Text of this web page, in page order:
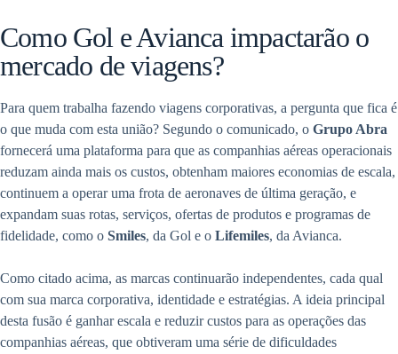
Como Gol e Avianca impactarão o
mercado de viagens?
Para quem trabalha fazendo viagens corporativas, a pergunta que fica é
o que muda com esta união? Segundo o comunicado, o Grupo Abra
fornecerá uma plataforma para que as companhias aéreas operacionais
reduzam ainda mais os custos, obtenham maiores economias de escala,
continuem a operar uma frota de aeronaves de última geração, e
expandam suas rotas, serviços, ofertas de produtos e programas de
fidelidade, como o Smiles, da Gol e o Lifemiles, da Avianca.
Como citado acima, as marcas continuarão independentes, cada qual
com sua marca corporativa, identidade e estratégias. A ideia principal
desta fusão é ganhar escala e reduzir custos para as operações das
companhias aéreas, que obtiveram uma série de dificuldades